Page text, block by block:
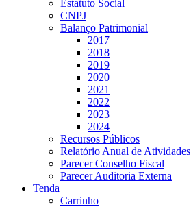
Estatuto Social
CNPJ
Balanço Patrimonial
2017
2018
2019
2020
2021
2022
2023
2024
Recursos Públicos
Relatório Anual de Atividades
Parecer Conselho Fiscal
Parecer Auditoria Externa
Tenda
Carrinho